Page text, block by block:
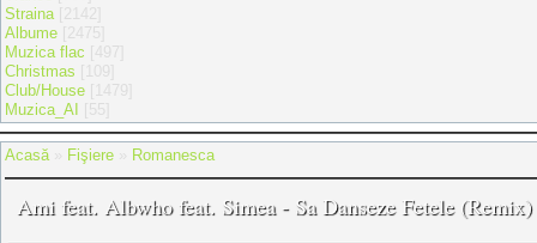
Straina
Albume
Muzica flac
Christmas
Club/House
Muzica_AI
Acasă» Fişiere Romanesca
Ami feat. Albwho feat. Simea - Sa Danseze Fetele (Remix)